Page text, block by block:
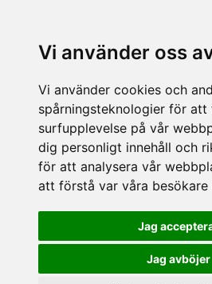
Vi använder oss
Vi använder cookies och
spårningsteknologier för
surfupplevelse på vår
dig personligt innehåll och
för att analysera vår
att förstå var våra besökare
Jag
Jag avböjer